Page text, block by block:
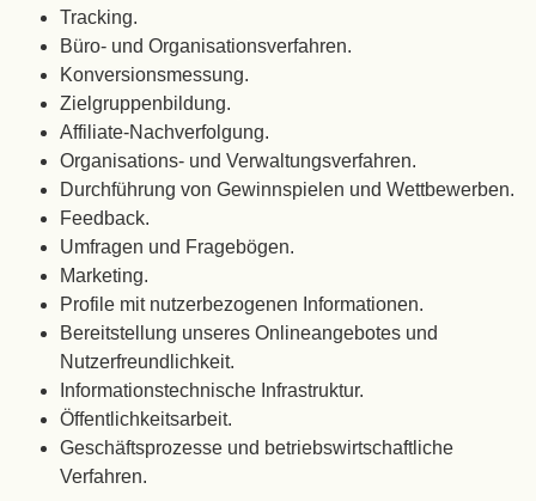
Tracking.
Büro- und Organisationsverfahren.
Konversionsmessung.
Zielgruppenbildung.
Affiliate-Nachverfolgung.
Organisations- und Verwaltungsverfahren.
Durchführung von Gewinnspielen und Wettbewerben.
Feedback.
Umfragen und Fragebögen.
Marketing.
Profile mit nutzerbezogenen Informationen.
Bereitstellung unseres Onlineangebotes und
Nutzerfreundlichkeit.
Informationstechnische Infrastruktur.
Öffentlichkeitsarbeit.
Geschäftsprozesse und betriebswirtschaftliche
Verfahren.